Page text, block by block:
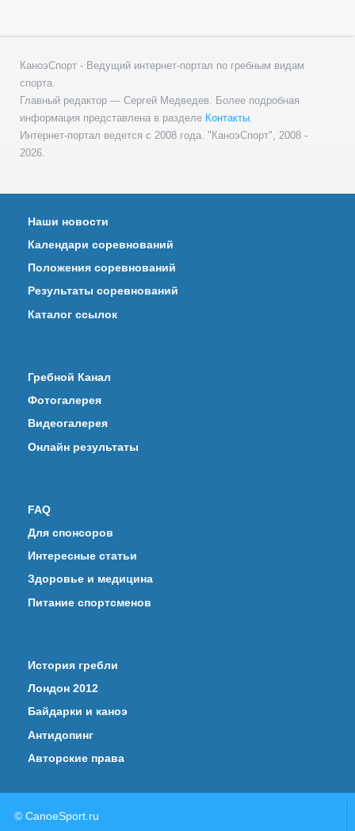
КаноэСпорт - Ведущий интернет-портал по гребным видам
спорта.
Главный редактор — Сергей Медведев. Более подробная
информация представлена в разделе Контакты
Интернет-портал ведется с 2008 года. "КаноэСпорт", 2008 -
2026.
Наши новости
Календари соревнований
Положения соревнований
Результаты соревнований
Каталог ссылок
Гребной Канал
Фотогалерея
Видеогалерея
Онлайн результаты
FAQ
Для спонсоров
Интересные статьи
Здоровье и медицина
Питание спортсменов
История гребли
Лондон 2012
Байдарки и каноэ
Антидопинг
Авторские права
© CanoeSport.ru